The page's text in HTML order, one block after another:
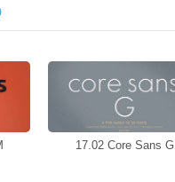
17.02 Core Sans G